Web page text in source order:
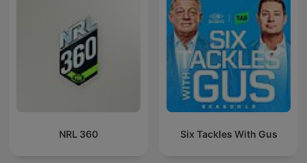
NRL 360 Six Tackles With Gus